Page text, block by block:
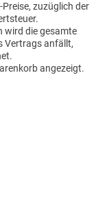
zuzüglich der
wird die gesamte
Vertrags anfällt,
angezeigt.